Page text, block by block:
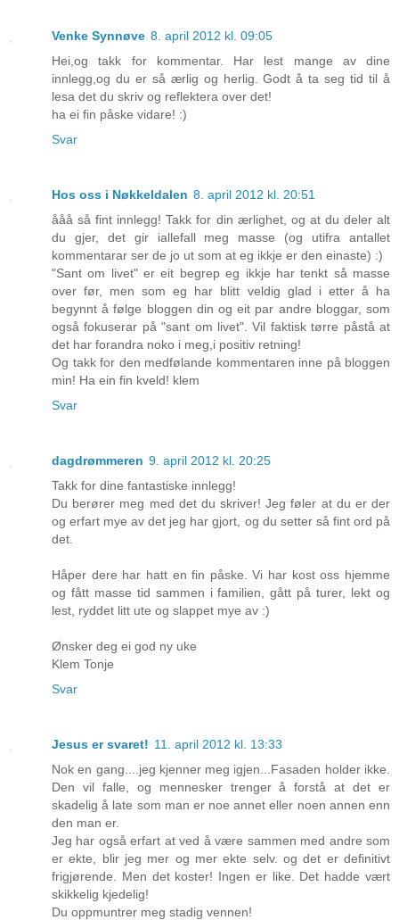
Venke Synnøve 8. april 2012 kl. 09:05
Hei,og takk for kommentar. Har lest mange av dine
innlegg,og du er så ærlig og herlig. Godt å ta seg tid til å
lesa det du skriv og reflektera over det!
ha ei fin påske vidare! :)
Svar
Hos oss i Nøkkeldalen 8. april 2012 kl. 20:51
ååå så fint innlegg! Takk for din ærlighet, og at du deler alt
du gjer, det gir iallefall meg masse (og utifra antallet
kommentarar ser de jo ut som at eg ikkje er den einaste) :)
"Sant om livet" er eit begrep eg ikkje har tenkt så masse
over før, men som eg har blitt veldig glad i etter å ha
begynnt å følge bloggen din og eit par andre bloggar, som
også fokuserar på "sant om livet". Vil faktisk tørre påstå at
det har forandra noko i meg,i positiv retning!
Og takk for den medfølande kommentaren inne på bloggen
min! Ha ein fin kveld! klem
Svar
dagdrømmeren 9. april 2012 kl. 20:25
Takk for dine fantastiske innlegg!
Du berører meg med det du skriver! Jeg føler at du er der
og erfart mye av det jeg har gjort, og du setter så fint ord på
det.
Håper dere har hatt en fin påske. Vi har kost oss hjemme
og fått masse tid sammen i familien, gått på turer, lekt og
lest, ryddet litt ute og slappet mye av :)
Ønsker deg ei god ny uke
Klem Tonje
Svar
Jesus er svaret! 11. april 2012 kl. 13:33
Nok en gang....jeg kjenner meg igjen...Fasaden holder ikke.
Den vil falle, og mennesker trenger å forstå at det er
skadelig å late som man er noe annet eller noen annen enn
den man er.
Jeg har også erfart at ved å være sammen med andre som
er ekte, blir jeg mer og mer ekte selv. og det er definitivt
frigjørende. Men det koster! Ingen er like. Det hadde vært
skikkelig kjedelig!
Du oppmuntrer meg stadig vennen!